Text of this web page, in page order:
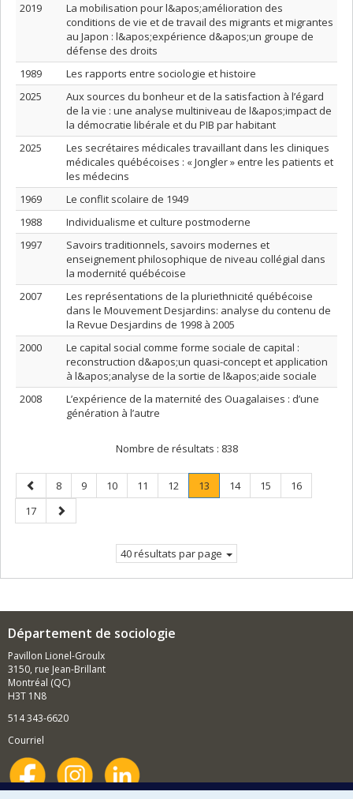
2019
La mobilisation pour l&apos;amélioration des
conditions de vie et de travail des migrants et migrantes
au Japon : l&apos;expérience d&apos;un groupe de
défense des droits
1989
Les rapports entre sociologie et histoire
2025
Aux sources du bonheur et de la satisfaction à l’égard
de la vie : une analyse multiniveau de l&apos;impact de
la démocratie libérale et du PIB par habitant
2025
Les secrétaires médicales travaillant dans les cliniques
médicales québécoises : « Jongler » entre les patients et
les médecins
1969
Le conflit scolaire de 1949
1988
Individualisme et culture postmoderne
1997
Savoirs traditionnels, savoirs modernes et
enseignement philosophique de niveau collégial dans
la modernité québécoise
2007
Les représentations de la pluriethnicité québécoise
dans le Mouvement Desjardins: analyse du contenu de
la Revue Desjardins de 1998 à 2005
2000
Le capital social comme forme sociale de capital :
reconstruction d&apos;un quasi-concept et application
à l&apos;analyse de la sortie de l&apos;aide sociale
2008
L’expérience de la maternité des Ouagalaises : d’une
génération à l’autre
Nombre de résultats : 838
Page
précédente
Page
8 Page
9 Page
10 Page
11 Page
12 Page
13
Page
Page
14 Page
15 Page
16
Page
17
Page
suivante
40 résultats par page
Département de sociologie
Pavillon Lionel-Groulx
3150, rue Jean-Brillant
Montréal (QC)
H3T 1N8
514 343-6620
Courriel